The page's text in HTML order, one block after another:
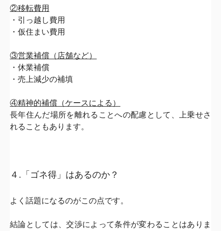
②移転費用
・引っ越し費用
・仮住まい費用
③営業補償（店舗など）
・休業補償
・売上減少の補填
④精神的補償（ケースによる）
長年住んだ場所を離れることへの配慮として、
上乗せさ
れることもあります。
４.「ゴネ得」はあるのか？
よく話題になるのがこの点です。
結論としては、交渉によって条件が変わることはありま